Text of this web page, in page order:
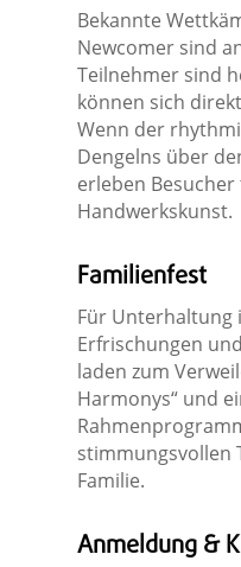
Bekannte
Newcomer sind
Teilnehmer sind
können sich
Wenn der
Dengelns über
erleben
Handwerkskunst.
Familienfest
Für Unterhaltung
Erfrischungen
laden zum
Harmonys“ und
stimmungsvollen
Familie.
Anmeldung &